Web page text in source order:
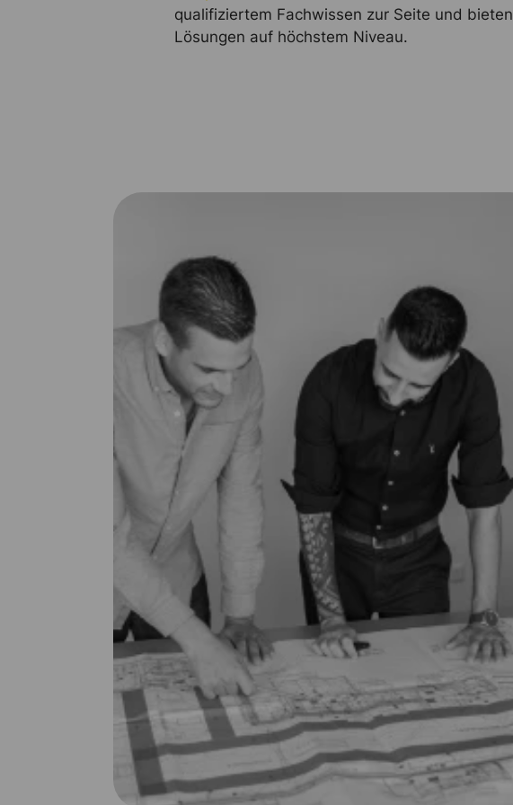
qualifiziertem Fachwissen zur Seite und bieten
Lösungen auf höchstem Niveau.